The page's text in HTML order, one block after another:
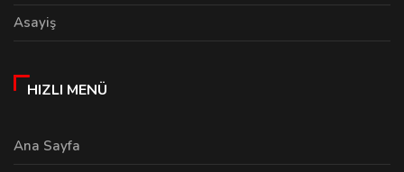
Asayiş
HIZLI MENÜ
Ana Sayfa